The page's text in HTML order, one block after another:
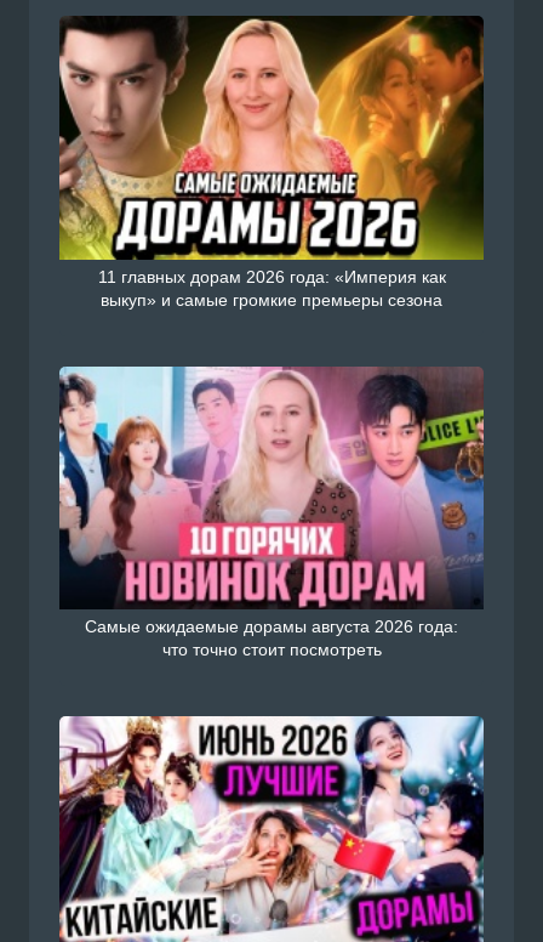
11 главных дорам 2026 года: «Империя как
выкуп» и самые громкие премьеры сезона
Самые ожидаемые дорамы августа 2026 года:
что точно стоит посмотреть